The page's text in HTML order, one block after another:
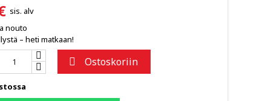
sis. alv
nouto
– heti matkaan!
 Ostoskoriin